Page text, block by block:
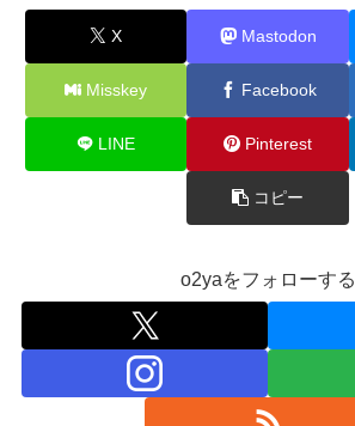
X Mastodon
Misskey Facebook
LINE Pinterest
コピー
o2yaをフォローする